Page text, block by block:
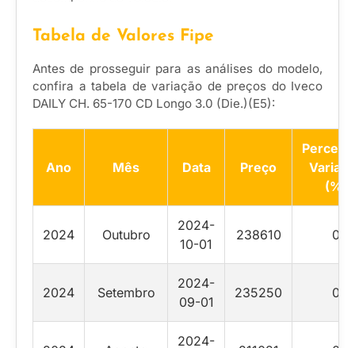
Tabela de Valores Fipe
Antes de prosseguir para as análises do modelo,
confira a tabela de variação de preços do Iveco
DAILY CH. 65-170 CD Longo 3.0 (Die.)(E5):
Ano Mês Data Preço
(%)
2024 Outubro
2024-
10-01
238610 0
2024 Setembro
2024-
09-01
235250 0
2024-